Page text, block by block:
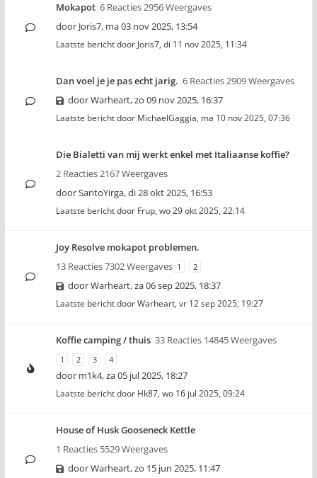
Mokapot 6 Reacties 2956 Weergaves
door Joris7, ma 03 nov 2025, 13:54
Laatste bericht door Joris7, di 11 nov 2025, 11:34
Dan voel je je pas echt jarig. 6 Reacties 2909 Weergaves
doorWarheart,zo 09 nov 2025, 16:37
Laatste bericht door MichaelGaggia, ma 10 nov 2025, 07:36
Die Bialetti van mij werkt enkel met Italiaanse koffie?
2 Reacties 2167 Weergaves
doorSantoYirga,di 28 okt 2025, 16:53
Laatste bericht door Frup, wo 29 okt 2025, 22:14
Joy Resolve mokapot problemen.
13 Reacties 7302 Weergaves 1 2
doorWarheart,za 06 sep 2025, 18:37
Laatste bericht doorWarheart, vr 12 sep 2025, 19:27
Koffie camping / thuis 33 Reacties 14845 Weergaves
1 2 3 4
door m1k4,za 05 jul 2025, 18:27
Laatste bericht door Hk87, wo 16 jul 2025, 09:24
House of Husk Gooseneck Kettle
1 Reacties 5529 Weergaves
doorWarheart,zo 15 jun 2025, 11:47